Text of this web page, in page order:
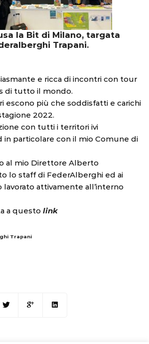
la Bit di Milano, targata
Trapani.
e ricca di incontri con tour
di tutto il mondo.
escono più che soddisfatti e carichi
2022.
con tutti i territori ivi
in particolare con il mio Comune di
al mio Direttore Alberto
lo staff di FederAlberghi ed ai
lavorato attivamente all’interno
a questo link
Trapani